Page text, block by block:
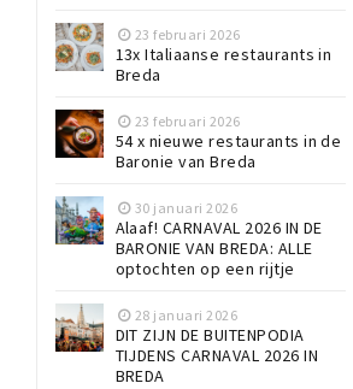
23 februari 2026
13x Italiaanse restaurants in
Breda
23 februari 2026
54 x nieuwe restaurants in de
Baronie van Breda
30 januari 2026
Alaaf! CARNAVAL 2026 IN DE
BARONIE VAN BREDA: ALLE
optochten op een rijtje
28 januari 2026
DIT ZIJN DE BUITENPODIA
TIJDENS CARNAVAL 2026 IN
BREDA